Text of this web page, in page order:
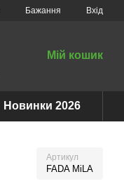
Бажання Вхід
Мій кошик
Новинки 2026
Артикул
FADA MiLA